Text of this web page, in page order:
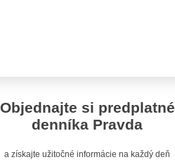
Objednajte si predplatné
denníka Pravda
a získajte užitočné informácie na každý deň